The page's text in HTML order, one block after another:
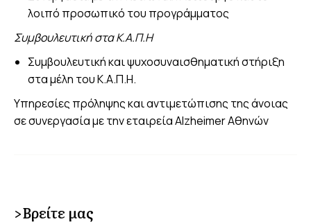
λοιπό προσωπικό του προγράμματος
Συμβουλευτική στα Κ.Α.Π.Η
Συμβουλευτική και ψυχοσυναισθηματική στήριξη
στα μέλη του Κ.Α.Π.Η.
Υπηρεσίες πρόληψης και αντιμετώπισης της άνοιας
σε συνεργασία με την εταιρεία Alzheimer Αθηνών
>Βρείτε μας